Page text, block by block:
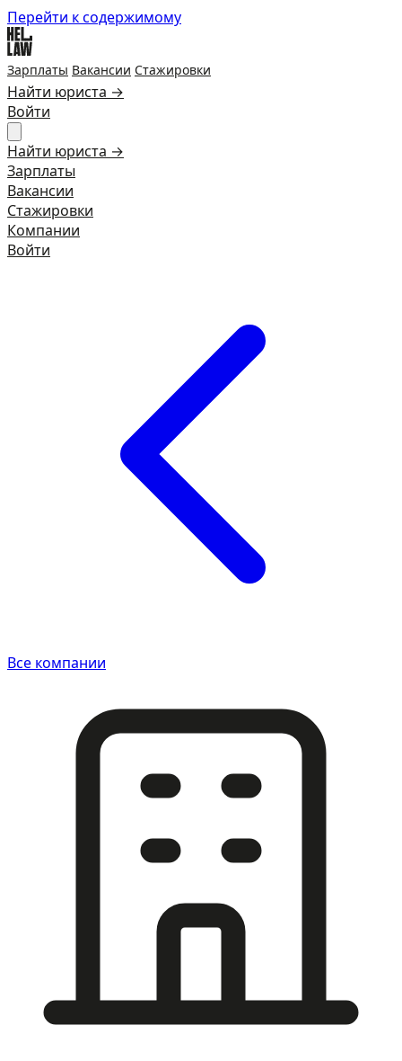
Перейти к содержимому
Зарплаты Вакансии Стажировки
Найти юриста →
Войти
Найти юриста →
Зарплаты
Вакансии
Стажировки
Компании
Войти
Все компании